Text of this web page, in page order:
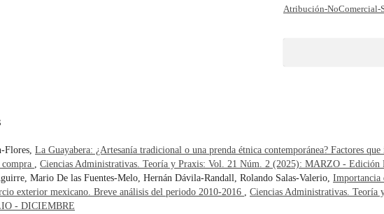
Atribución-NoComercial-
Flores, La Guayabera: ¿Artesanía tradicional o una prenda étnica contemporánea? Factores
, Ciencias Administrativas. Teoría y Praxis: Vol. 21 Núm. 2 (2025): MARZO - Edición
Mario De las Fuentes-Melo, Hernán Dávila-Randall, Rolando Salas-Valerio, Importancia
exterior mexicano. Breve análisis del periodo 2010-2016 , Ciencias Administrativas. Teoría
- DICIEMBRE